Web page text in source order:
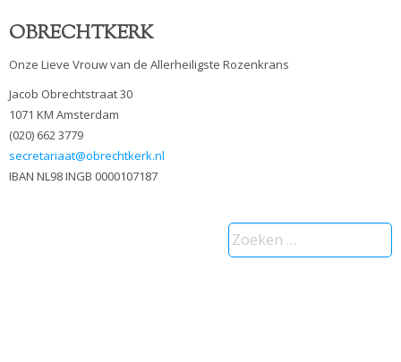
OBRECHTKERK
Onze Lieve Vrouw van de Allerheiligste Rozenkrans
Jacob Obrechtstraat 30
1071 KM Amsterdam
(020) 662 3779
secretariaat@obrechtkerk.nl
IBAN NL98 INGB 0000107187
Zoeken
naar: